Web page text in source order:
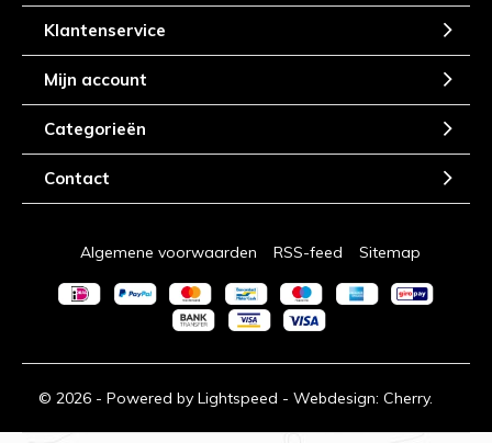
Klantenservice
Mijn account
Categorieën
Contact
© 2026 - Powered by Lightspeed - Webdesign: Cherry.
Algemene voorwaarden RSS-feed Sitemap